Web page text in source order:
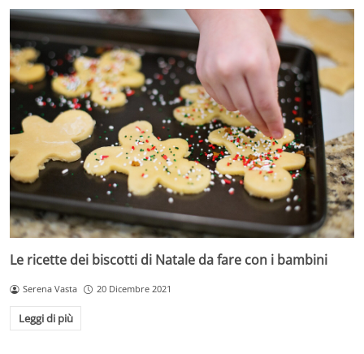
Le ricette dei biscotti di Natale da fare con i bambini
Serena Vasta 20 Dicembre 2021
Leggi di più